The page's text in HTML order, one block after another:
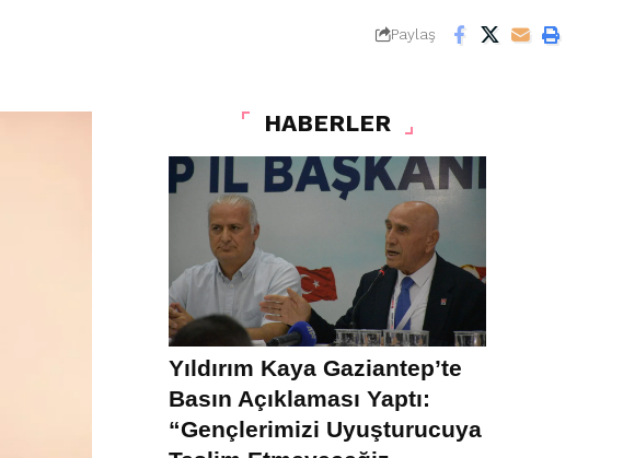
Paylaş
HABERLER
Yıldırım Kaya Gaziantep’te
Basın Açıklaması Yaptı:
“Gençlerimizi Uyuşturucuya